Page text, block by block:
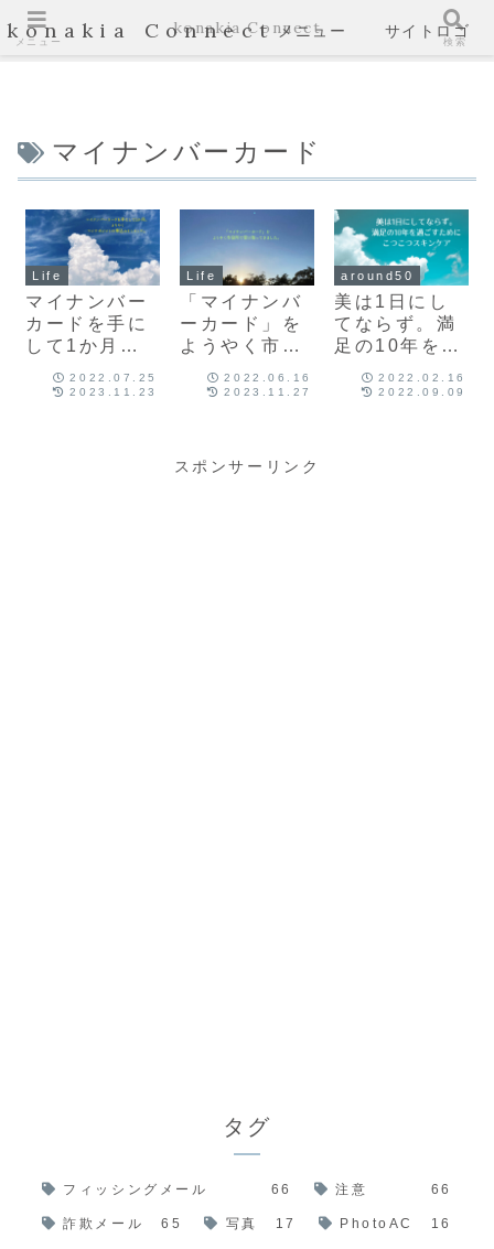
konakia Connectメニュー サイトロゴ
マイナンバーカード
Life
マイナンバー
カードを手に
して1か月。
ナポイントの
2022.07.25
2023.11.23
Life
「マイナンバ
ーカード」を
ようやく市役
てきました。
2022.06.16
2023.11.27
around50
美は1日にし
てならず。満
足の10年を過
つこつスキン
2022.02.16
2022.09.09
スポンサーリンク
タグ
フィッシングメール 66 注意 66
詐欺メール 65 写真 17 PhotoAC 16
メニュー
konakia Connect
検索